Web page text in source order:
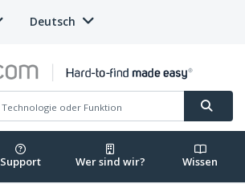
Deutsch
Support Wer sind wir? Wissen